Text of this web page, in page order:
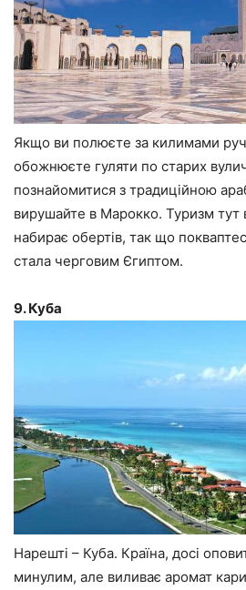
Якщо ви полюєте за килимами
обожнюєте гуляти по старих
познайомитися з традиційною
вирушайте в Марокко. Туризм тут
набирає обертів, так що
стала черговим Єгиптом.
9. Куба
Нарешті – Куба. Країна, досі
минулим, але виливає аромат